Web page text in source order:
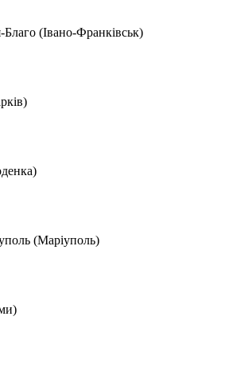
(Івано-Франківськ)
(Маріуполь)